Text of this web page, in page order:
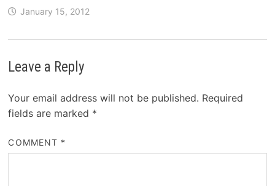
January 15, 2012
Leave a Reply
Your email address will not be published. Required
fields are marked *
COMMENT *